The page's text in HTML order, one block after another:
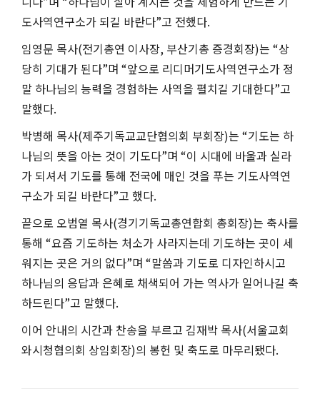
도사역연구소가 되길 바란다”고 전했다.
임영문 목사(전기총연 이사장, 부산기총 증경회장)는 “상
당히 기대가 된다”며 “앞으로 리디머기도사역연구소가 정
말 하나님의 능력을 경험하는 사역을 펼치길 기대한다”고
말했다.
박병해 목사(제주기독교교단협의회 부회장)는 “기도는 하
나님의 뜻을 아는 것이 기도다”며 “이 시대에 바울과 실라
가 되셔서 기도를 통해 전국에 매인 것을 푸는 기도사역연
구소가 되길 바란다”고 했다.
끝으로 오범열 목사(경기기독교총연합회 총회장)는 축사를
통해 “요즘 기도하는 처소가 사라지는데 기도하는 곳이 세
워지는 곳은 거의 없다”며 “말씀과 기도로 디자인하시고
하나님의 응답과 은혜로 채색되어 가는 역사가 일어나길 축
하드린다”고 말했다.
이어 안내의 시간과 찬송을 부르고 김재박 목사(서울교회
와시청협의회 상임회장)의 봉헌 및 축도로 마무리됐다.